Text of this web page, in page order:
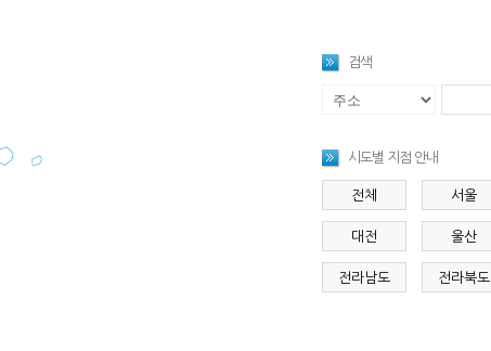
검색
시도별 지점 안내
전체 서울
대전 울산
전라남도 전라북도